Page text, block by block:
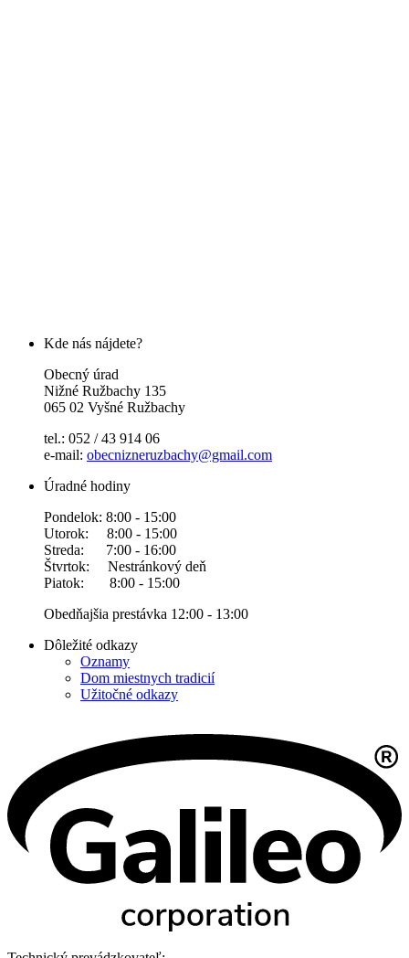
Kde nás nájdete?
Obecný úrad
Nižné Ružbachy 135
065 02 Vyšné Ružbachy
tel.: 052 / 43 914 06
e-mail: obecnizneruzbachy@gmail.com
Úradné hodiny
Pondelok: 8:00 - 15:00
Utorok: 8:00 - 15:00
Streda: 7:00 - 16:00
Štvrtok: Nestránkový deň
Piatok: 8:00 - 15:00
Obedňajšia prestávka 12:00 - 13:00
Dôležité odkazy
Oznamy
Dom miestnych tradicií
Užitočné odkazy